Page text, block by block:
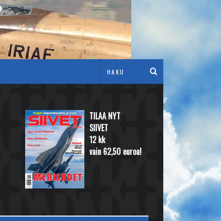
TILAA NYT
SIIVET
12 kk
vain 62,50 euroa!